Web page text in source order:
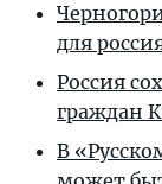
для
Россия
граждан
В